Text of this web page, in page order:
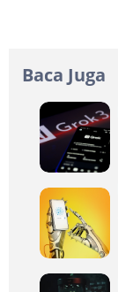
Baca Juga